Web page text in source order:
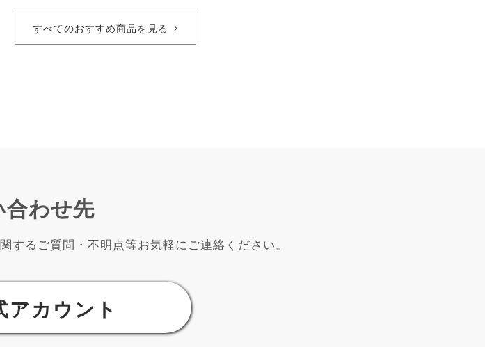
すべてのおすすめ商品を見る
合わせ先
るご質問・不明点等お気軽にご連絡ください。
アカウント